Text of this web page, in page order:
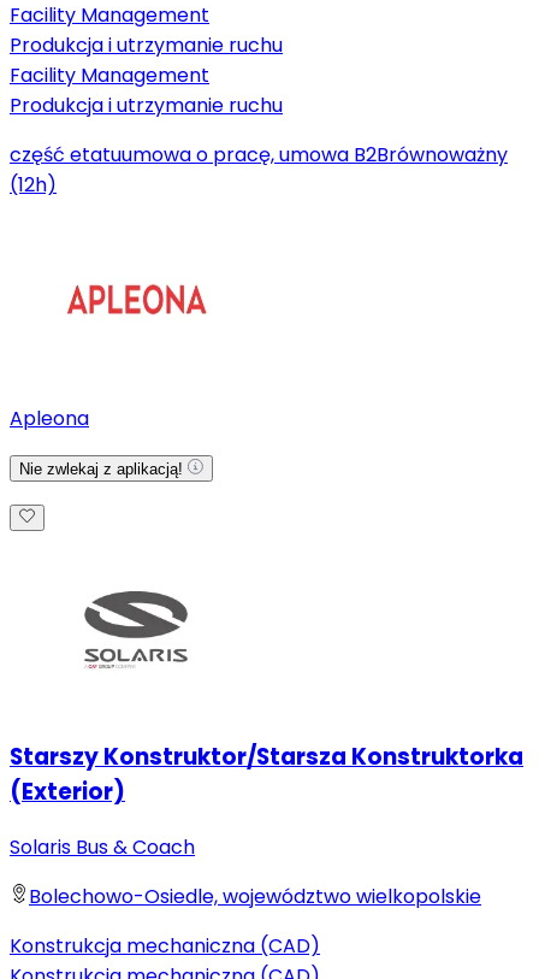
Facility Management
Produkcja i utrzymanie ruchu
Facility Management
Produkcja i utrzymanie ruchu
część etatuumowa o pracę, umowa B2Brównoważny
(12h)
Apleona
Nie zwlekaj z aplikacją!
Starszy Konstruktor/Starsza Konstruktorka
(Exterior)
Solaris Bus & Coach
Bolechowo-Osiedle, województwo wielkopolskie
Konstrukcja mechaniczna (CAD)